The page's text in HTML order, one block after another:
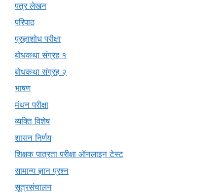
पत्र लेखन
परिपाठ
प्रज्ञाशोध परीक्षा
बोधकथा संग्रह १
बोधकथा संग्रह २
भाषण
मंथन परीक्षा
व्यक्ति विशेष
शासन निर्णय
शिक्षक पात्रता परीक्षा ऑनलाइन टेस्ट
सामान्य ज्ञान प्रश्न
सूत्रसंचालन